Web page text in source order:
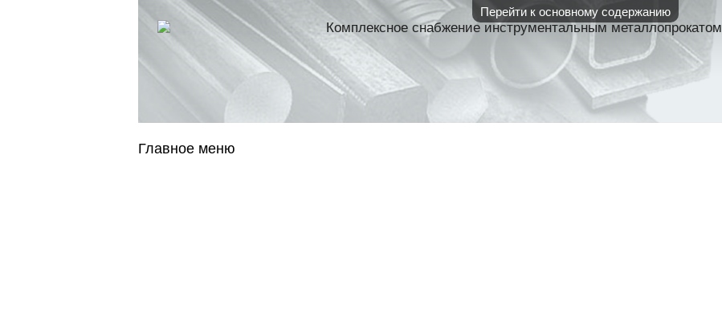
Перейти к основному содержанию
Комплексное снабжение инструментальным металлопрокатом
Главное меню